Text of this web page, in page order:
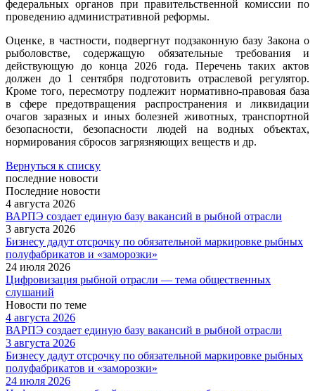
федеральных органов при правительственной комиссии по
проведению административной реформы.
Оценке, в частности, подвергнут подзаконную базу Закона о
рыболовстве, содержащую обязательные требования и
действующую до конца 2026 года. Перечень таких актов
должен до 1 сентября подготовить отраслевой регулятор.
Кроме того, пересмотру подлежит нормативно-правовая база
в сфере предотвращения распространения и ликвидации
очагов заразных и иных болезней животных, транспортной
безопасности, безопасности людей на водных объектах,
нормирования сбросов загрязняющих веществ и др.
Вернуться к списку
последние новости
Последние новости
4 августа 2026
ВАРПЭ создает единую базу вакансий в рыбной отрасли
3 августа 2026
Бизнесу дадут отсрочку по обязательной маркировке рыбных
полуфабрикатов и «заморозки»
24 июля 2026
Цифровизация рыбной отрасли — тема общественных
слушаний
Новости по теме
4 августа 2026
ВАРПЭ создает единую базу вакансий в рыбной отрасли
3 августа 2026
Бизнесу дадут отсрочку по обязательной маркировке рыбных
полуфабрикатов и «заморозки»
24 июля 2026